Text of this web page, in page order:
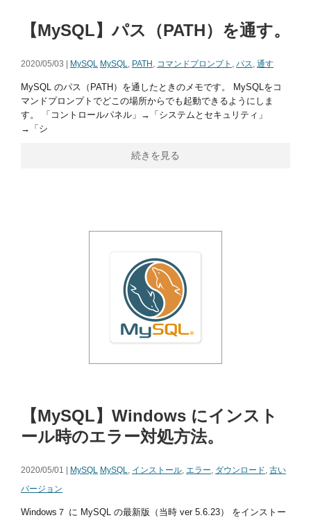
【MySQL】パス（PATH）を通す。
2020/05/03 | MySQL MySQL, PATH , コマンドプロンプト , パス, 通す
MySQL のパス（PATH）を通したときのメモです。 MySQLをコ
マンドプロンプトでどこの場所からでも起動できるようにしま
す。 「コントロールパネル」→「システムとセキュリティ」
→「シ
続きを見る
【MySQL】Windows にインスト
ール時のエラー対処方法。
2020/05/01 | MySQL MySQL, インストール, エラー, ダウンロード, 古い
バージョン
Windows７ に MySQL の最新版（当時 ver 5.6.23） をインストー